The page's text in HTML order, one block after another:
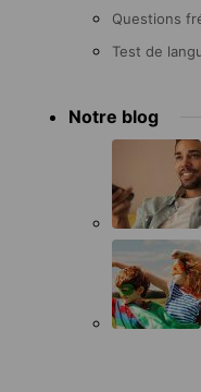
Questions
Test de
Notre blog